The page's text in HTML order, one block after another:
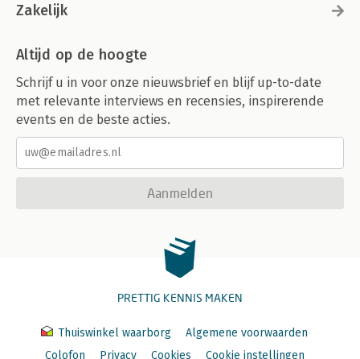
Zakelijk
Altijd op de hoogte
Schrijf u in voor onze nieuwsbrief en blijf up-to-date
met relevante interviews en recensies, inspirerende
events en de beste acties.
Aanmelden
PRETTIG KENNIS MAKEN
Thuiswinkel waarborg
Algemene voorwaarden
Colofon
Privacy Cookies Cookie instellingen